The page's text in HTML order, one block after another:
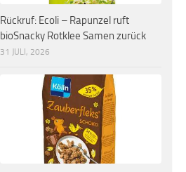
Rückruf: Ecoli – Rapunzel ruft
bioSnacky Rotklee Samen zurück
31 JULI, 2026